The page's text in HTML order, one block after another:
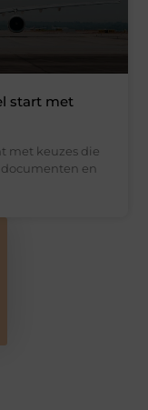
start met
met keuzes die
en